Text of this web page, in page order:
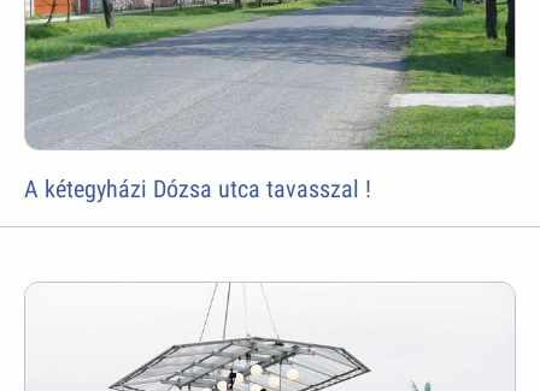
A kétegyházi Dózsa utca tavasszal !